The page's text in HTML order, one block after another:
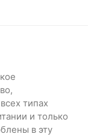
типах
и только
в эту